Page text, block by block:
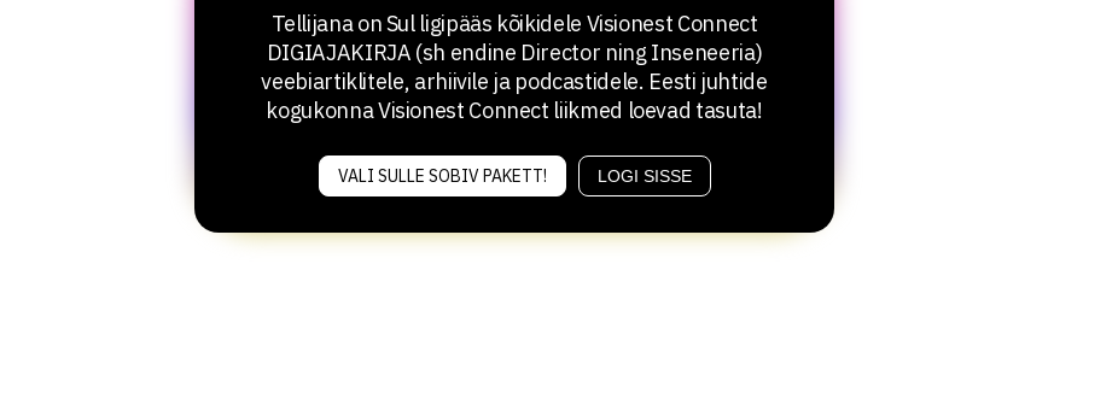
Tellijana on Sul ligipääs kõikidele Visionest Connect
DIGIAJAKIRJA (sh endine Director ning Inseneeria)
veebiartiklitele, arhiivile ja podcastidele. Eesti juhtide
kogukonna Visionest Connect liikmed loevad tasuta!
VALI SULLE SOBIV PAKETT! LOGI SISSE